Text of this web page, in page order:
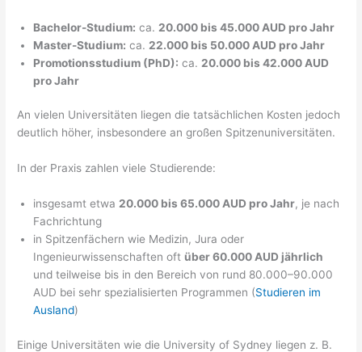
Bachelor-Studium: ca. 20.000 bis 45.000 AUD pro Jahr
Master-Studium: ca. 22.000 bis 50.000 AUD pro Jahr
Promotionsstudium (PhD): ca. 20.000 bis 42.000 AUD
pro Jahr
An vielen Universitäten liegen die tatsächlichen Kosten jedoch
deutlich höher, insbesondere an großen Spitzenuniversitäten.
In der Praxis zahlen viele Studierende:
insgesamt etwa20.000 bis 65.000 AUD pro Jahr, je nach
Fachrichtung
in Spitzenfächern wie Medizin, Jura oder
Ingenieurwissenschaften oft über 60.000 AUD jährlich
und teilweise bis in den Bereich von rund 80.000–90.000
AUD bei sehr spezialisierten Programmen (Studieren im
Ausland)
Einige Universitäten wie die University of Sydney liegen z. B.